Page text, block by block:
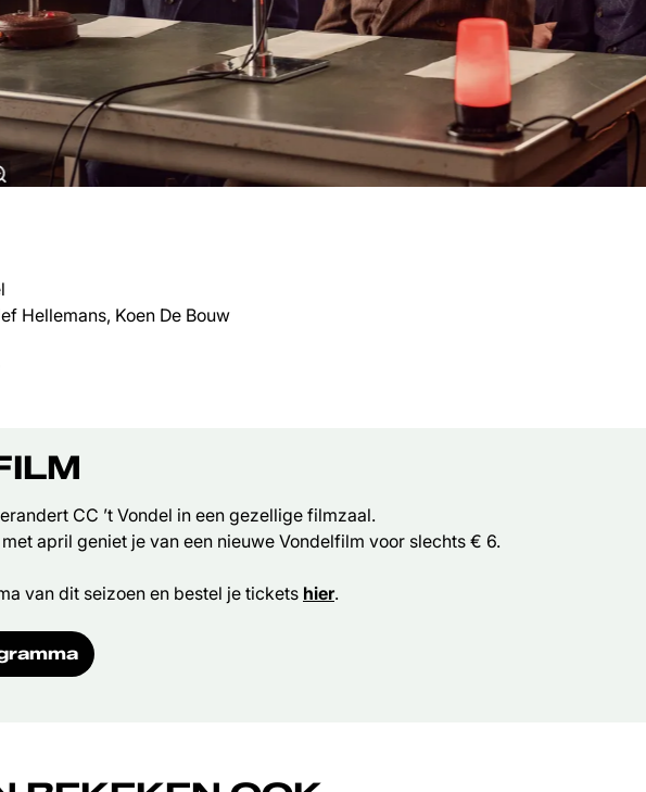
Hellemans, Koen De Bouw
CC ’t Vondel in een gezellige filmzaal.
april geniet je van een nieuwe Vondelfilm voor slechts € 6.
van dit seizoen en bestel je tickets hier.